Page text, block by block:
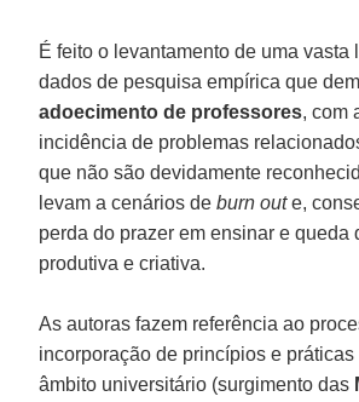
É feito o levantamento de uma vasta
dados de pesquisa empírica que
adoecimento de professores, com
incidência de problemas
que não são devidamente
levam a cenários deburn oute,
perda do prazer em ensinar e queda
produtiva e criativa.
As autoras fazem referência ao
incorporação de princípios e
âmbito universitário (surgimento das